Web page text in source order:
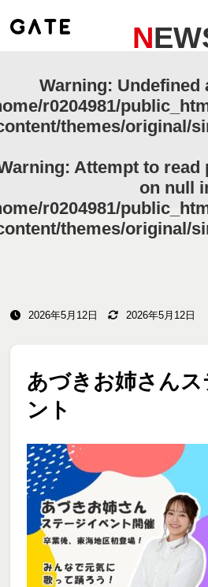
Warning: Undefined
r0204981/
themes/original/
: Attempt to
on null
r0204981/
themes/original/
2026年5月12日 2026年5月12日
あづきお姉さん
ント